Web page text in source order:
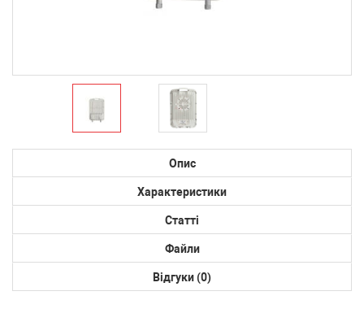
Опис
Характеристики
Статті
Файли
Відгуки (0)